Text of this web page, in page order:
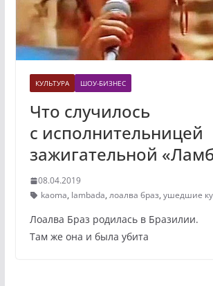
КУЛЬТУРА ШОУ-БИЗНЕС
Что случилось
с исполнительницей
зажигательной
08.04.2019
kaoma, lambada, лоалва браз, ушедшие
Лоалва Браз родилась в Бразилии.
Там же она и была убита